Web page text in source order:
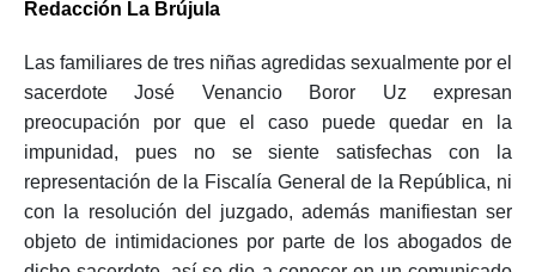
Redacción La Brújula
Las familiares de tres niñas agredidas sexualmente por el
sacerdote José Venancio Boror Uz expresan
preocupación por que el caso puede quedar en la
impunidad, pues no se siente satisfechas con la
representación de la Fiscalía General de la República, ni
con la resolución del juzgado, además manifiestan ser
objeto de intimidaciones por parte de los abogados de